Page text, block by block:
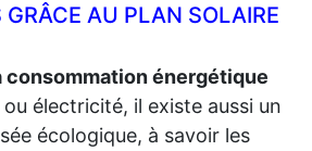
GRÂCE AU PLAN SOLAIRE
consommation énergétique
électricité, il existe aussi un
écologique, à savoir les